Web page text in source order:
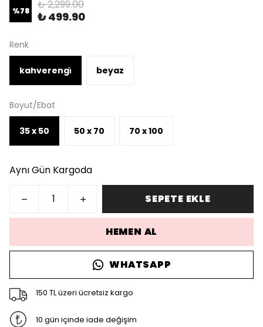
%78 ₺ 2,299.00
₺ 499.90
Renk
kahverengi̇ beyaz
Boyut/Ebat
35 x 50 50 x 70 70 x 100
Aynı Gün Kargoda
SEPETE EKLE
HEMEN AL
WHATSAPP
150 TL üzeri ücretsiz kargo
10 gün içinde iade değişim